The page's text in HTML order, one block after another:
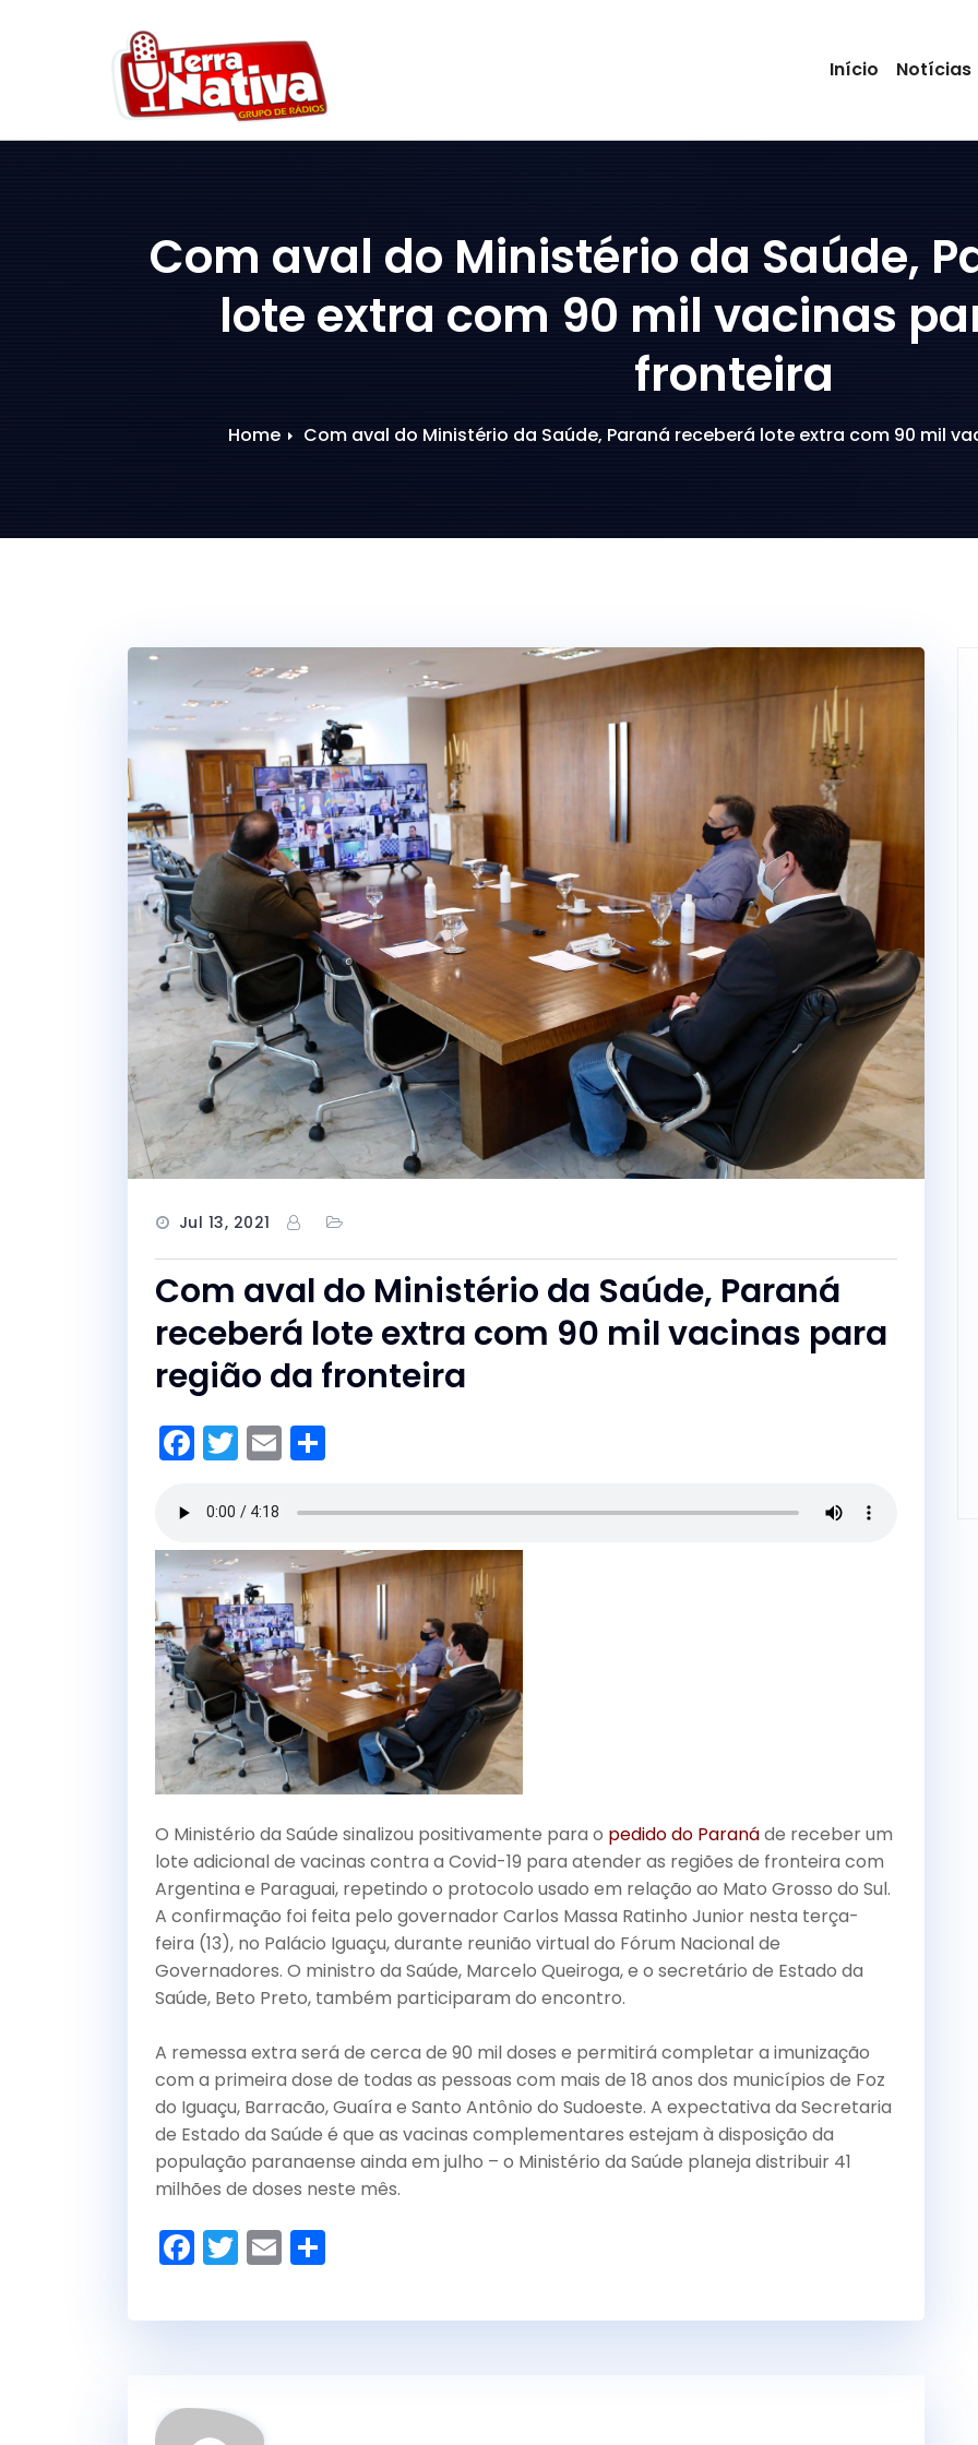
Início Notícias
Com aval do Ministério da Saúde,
lote extra com 90 mil vacinas
fronteira
Home Com aval do Ministério da Saúde, Paraná receberá lote extra com 90 mil
Jul 13, 2021
Com aval do Ministério da Saúde, Paraná
receberá lote extra com 90 mil vacinas para
região da fronteira
F
a
c
e
b
o
o
k
T
w
itt
er
E
m
ai
l
ar
e
O Ministério da Saúde sinalizou positivamente para o pedido do Paranáde receber um
lote adicional de vacinas contra a Covid-19 para atender as regiões de fronteira com
Argentina e Paraguai, repetindo o protocolo usado em relação ao Mato Grosso do Sul.
A confirmação foi feita pelo governador Carlos Massa Ratinho Junior nesta terça-
feira (13), no Palácio Iguaçu, durante reunião virtual do Fórum Nacional de
Governadores. O ministro da Saúde, Marcelo Queiroga, e o secretário de Estado da
Saúde, Beto Preto, também participaram do encontro.
A remessa extra será de cerca de 90 mil doses e permitirá completar a imunização
com a primeira dose de todas as pessoas com mais de 18 anos dos municípios de Foz
do Iguaçu, Barracão, Guaíra e Santo Antônio do Sudoeste. A expectativa da Secretaria
de Estado da Saúde é que as vacinas complementares estejam à disposição da
população paranaense ainda em julho – o Ministério da Saúde planeja distribuir 41
milhões de doses neste mês.
F
c
o
T
itt
E
ai ar